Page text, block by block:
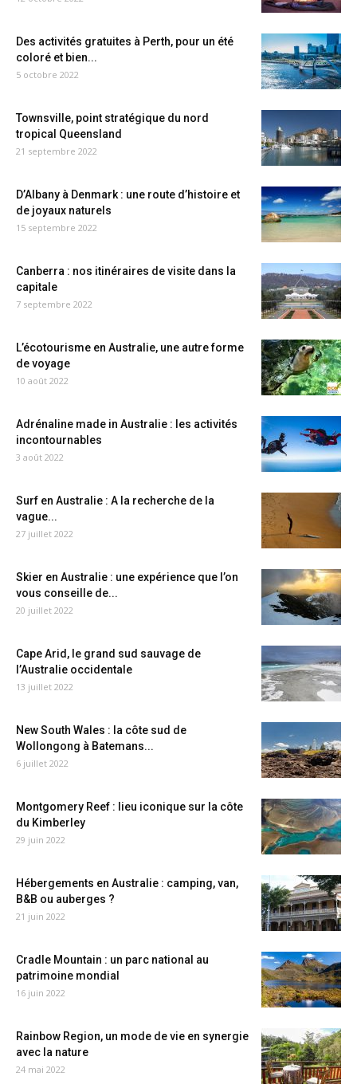
Des activités gratuites à Perth, pour un été
coloré et bien...
5 octobre 2022
Townsville, point stratégique du nord
tropical Queensland
21 septembre 2022
D’Albany à Denmark : une route d’histoire et
de joyaux naturels
15 septembre 2022
Canberra : nos itinéraires de visite dans la
capitale
7 septembre 2022
L’écotourisme en Australie, une autre forme
de voyage
10 août 2022
Adrénaline made in Australie : les activités
incontournables
3 août 2022
Surf en Australie : A la recherche de la
vague...
27 juillet 2022
Skier en Australie : une expérience que l’on
vous conseille de...
20 juillet 2022
Cape Arid, le grand sud sauvage de
l’Australie occidentale
13 juillet 2022
New South Wales : la côte sud de
Wollongong à Batemans...
6 juillet 2022
Montgomery Reef : lieu iconique sur la côte
du Kimberley
29 juin 2022
Hébergements en Australie : camping, van,
B&B ou auberges ?
21 juin 2022
Cradle Mountain : un parc national au
patrimoine mondial
16 juin 2022
Rainbow Region, un mode de vie en synergie
avec la nature
24 mai 2022